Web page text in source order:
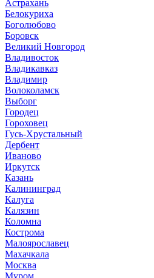
Астрахань
Белокуриха
Боголюбово
Боровск
Великий Новгород
Владивосток
Владикавказ
Владимир
Волоколамск
Выборг
Городец
Гороховец
Гусь-Хрустальный
Дербент
Иваново
Иркутск
Казань
Калининград
Калуга
Калязин
Коломна
Кострома
Малоярославец
Махачкала
Москва
Муром